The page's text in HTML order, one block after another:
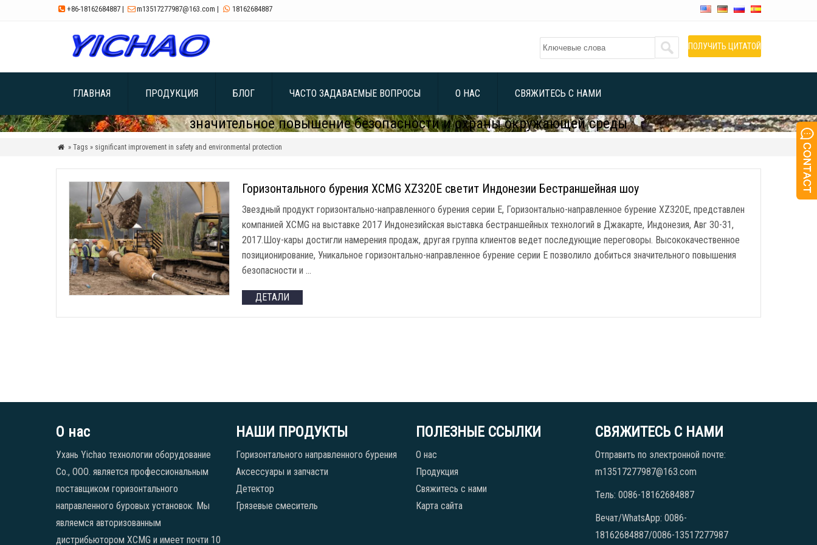
 +86-18162684887 | m13517277987@163.com |  18162684887
ПОЛУЧИТЬ ЦИТАТОЙ
ГЛАВНАЯ ПРОДУКЦИЯ БЛОГ ЧАСТО ЗАДАВАЕМЫЕ ВОПРОСЫ О НАС СВЯЖИТЕСЬ С НАМИ
значительное повышение безопасности и охраны окружающей среды
 » Tags » significant improvement in safety and environmental protection
Горизонтального бурения XCMG XZ320E светит Индонезии Бестраншейная шоу
Звездный продукт горизонтально-направленного бурения серии E, Горизонтально-направленное бурение XZ320E, представлен
компанией XCMG на выставке 2017 Индонезийская выставка бестраншейных технологий в Джакарте, Индонезия, Авг 30-31,
2017.Шоу-кары достигли намерения продаж, другая группа клиентов ведет последующие переговоры. Высококачественное
позиционирование, Уникальное горизонтально-направленное бурение серии E позволило добиться значительного повышения
безопасности и …
ДЕТАЛИ
О нас
Ухань Yichao технологии оборудование
Co., ООО. является профессиональным
поставщиком горизонтального
направленного буровых установок. Мы
являемся авторизованным
дистрибьютором XCMG и имеет почти 10
НАШИ ПРОДУКТЫ
Горизонтального направленного бурения
Аксессуары и запчасти
Детектор
Грязевые смеситель
ПОЛЕЗНЫЕ ССЫЛКИ
О нас
Продукция
Свяжитесь с нами
Карта сайта
СВЯЖИТЕСЬ С НАМИ
Отправить по электронной почте:
m13517277987@163.com
Тель: 0086-18162684887
Вечат/WhatsApp: 0086-
18162684887/0086-13517277987